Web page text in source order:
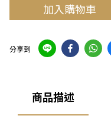
加入購物車
分享到
商品描述